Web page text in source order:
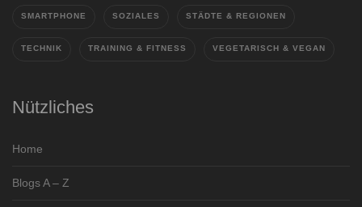
SMARTPHONE SOZIALES STÄDTE & REGIONEN
TECHNIK TRAINING & FITNESS VEGETARISCH & VEGAN
Nützliches
Home
Blogs A – Z